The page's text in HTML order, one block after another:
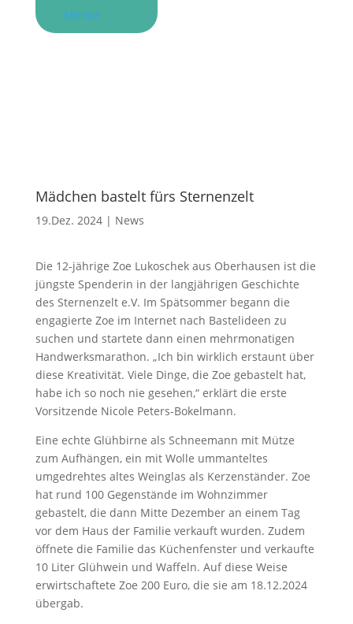
Menue
Mädchen bastelt fürs Sternenzelt
19.Dez. 2024| News
Die 12-jährige Zoe Lukoschek aus Oberhausen ist die
jüngste Spenderin in der langjährigen Geschichte
des Sternenzelt e.V. Im Spätsommer begann die
engagierte Zoe im Internet nach Bastelideen zu
suchen und startete dann einen mehrmonatigen
Handwerksmarathon. „Ich bin wirklich erstaunt über
diese Kreativität. Viele Dinge, die Zoe gebastelt hat,
habe ich so noch nie gesehen,“ erklärt die erste
Vorsitzende Nicole Peters-Bokelmann.
Eine echte Glühbirne als Schneemann mit Mütze
zum Aufhängen, ein mit Wolle ummanteltes
umgedrehtes altes Weinglas als Kerzenständer. Zoe
hat rund 100 Gegenstände im Wohnzimmer
gebastelt, die dann Mitte Dezember an einem Tag
vor dem Haus der Familie verkauft wurden. Zudem
öffnete die Familie das Küchenfenster und verkaufte
10 Liter Glühwein und Waffeln. Auf diese Weise
erwirtschaftete Zoe 200 Euro, die sie am 18.12.2024
übergab.